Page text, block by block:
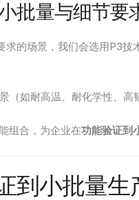
批量与细节要
的场景，我们会选用P3技
（如耐高温、耐化学性、
组合，为企业在功能验证到
到小批量